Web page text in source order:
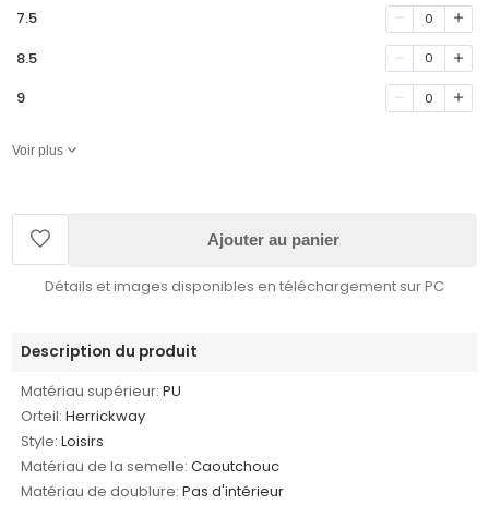
7.5 0
8.5 0
9 0
Voir plus
Ajouter au panier
Détails et images disponibles en téléchargement sur PC
Description du produit
Matériau supérieur: PU
Orteil: Herrickway
Style: Loisirs
Matériau de la semelle: Caoutchouc
Matériau de doublure: Pas d'intérieur